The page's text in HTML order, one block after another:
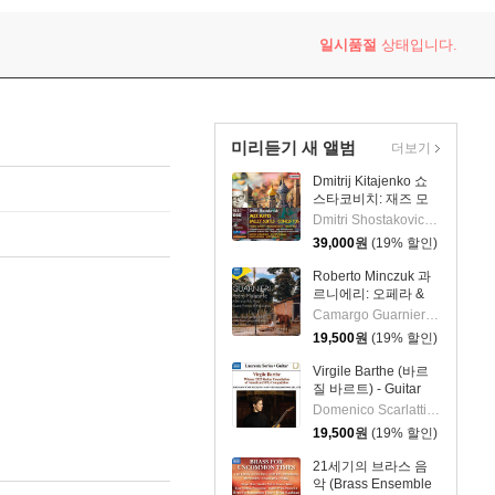
일시품절 상태입니다.
미리듣기 새 앨범
Dmitrij Kitajenko 쇼
스타코비치: 재즈 모
음곡, 발레 모음곡, 협
주곡들
(Shostakovich: Jazz
Suite; Ballet Suites;
Concertos)
Dmitri Shostakovich 작곡 외 6명
39,000원 (19% 할인)
Roberto Minczuk 과
르니에리: 오페라 &
관현악 작품집
(Guarnieri: Pedro
Malazarte)
Camargo Guarnieri 작곡 외 2명
19,500원 (19% 할인)
Virgile Barthe (바르
질 바르트) - Guitar
Recital (기타 리사이
틀)
Domenico Scarlatti 작곡 외 5명
19,500원 (19% 할인)
21세기의 브라스 음
악 (Brass Ensemble
더보기